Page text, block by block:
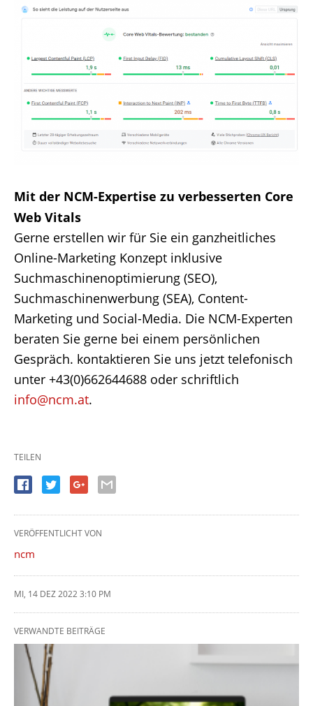
Mit der NCM-Expertise zu verbesserten Core
Web Vitals
Gerne erstellen wir für Sie ein ganzheitliches
Online-Marketing Konzept inklusive
Suchmaschinenoptimierung (SEO),
Suchmaschinenwerbung (SEA), Content-
Marketing und Social-Media. Die NCM-Experten
beraten Sie gerne bei einem persönlichen
Gespräch. kontaktieren Sie uns jetzt telefonisch
unter +43(0)662644688 oder schriftlich
info@ncm.at.
TEILEN
VERÖFFENTLICHT VON
ncm
MI, 14 DEZ 2022 3:10 PM
VERWANDTE BEITRÄGE